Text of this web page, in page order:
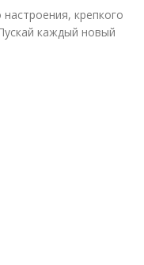
крепкого
каждый новый